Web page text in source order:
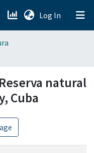
Log In (current)
natural
Cuba